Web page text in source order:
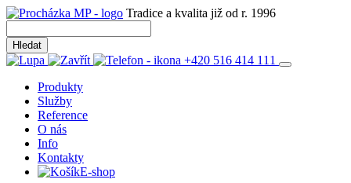
Tradice a kvalita již od r. 1996
+420 516 414 111
Produkty
Služby
Reference
O nás
Info
Kontakty
E-shop